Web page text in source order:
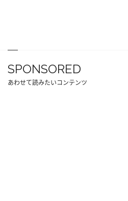
SPONSORED
あわせて読みたいコンテンツ